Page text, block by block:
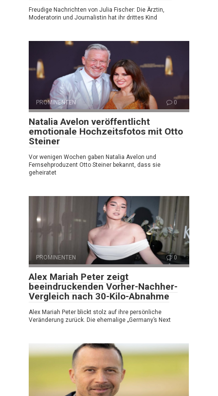
Freudige Nachrichten von Julia Fischer: Die Ärztin,
Moderatorin und Journalistin hat ihr drittes Kind
PROMINENTEN 0
Natalia Avelon veröffentlicht
emotionale Hochzeitsfotos mit Otto
Steiner
Vor wenigen Wochen gaben Natalia Avelon und
Fernsehproduzent Otto Steiner bekannt, dass sie
geheiratet
PROMINENTEN 0
Alex Mariah Peter zeigt
beeindruckenden Vorher-Nachher-
Vergleich nach 30-Kilo-Abnahme
Alex Mariah Peter blickt stolz auf ihre persönliche
Veränderung zurück. Die ehemalige „Germany’s Next